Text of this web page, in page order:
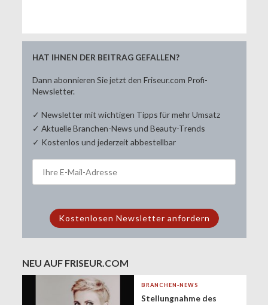
HAT IHNEN DER BEITRAG GEFALLEN?
Dann abonnieren Sie jetzt den Friseur.com Profi-
Newsletter.
✓ Newsletter mit wichtigen Tipps für mehr Umsatz
✓ Aktuelle Branchen-News und Beauty-Trends
✓ Kostenlos und jederzeit abbestellbar
NEU AUF FRISEUR.COM
BRANCHEN-NEWS
Stellungnahme des